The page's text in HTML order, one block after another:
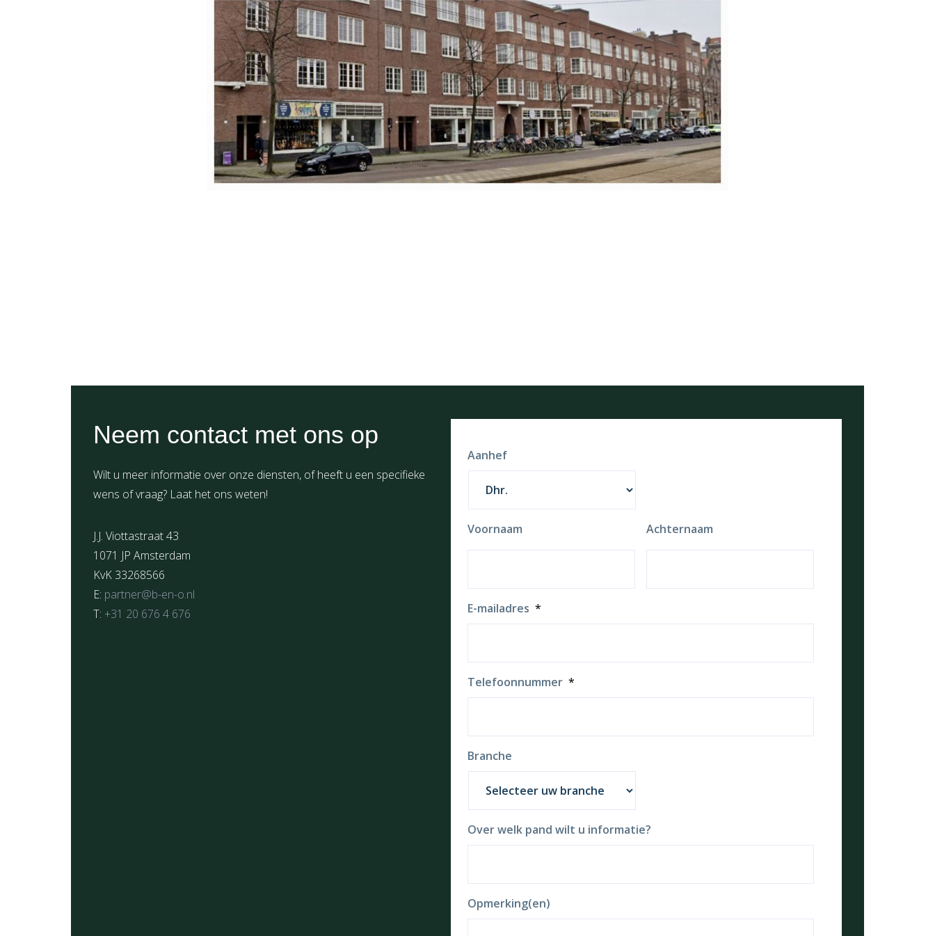
Neem contact met ons op
Wilt u meer informatie over onze diensten, of heeft u een specifieke
wens of vraag? Laat het ons weten!
J.J. Viottastraat 43
1071 JP Amsterdam
KvK 33268566
E: partner@b-en-o.nl
T: +31 20 676 4 676
Aanhef
Voornaam Achternaam
E-mailadres *
Telefoonnummer *
Branche
Over welk pand wilt u informatie?
Opmerking(en)